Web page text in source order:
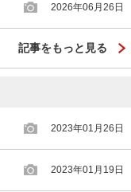
2026年06月26日
記事をもっと見る
2023年01月26日
2023年01月19日